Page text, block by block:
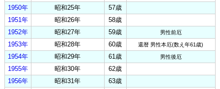
1950年
昭和25年
57歳
1951年
昭和26年
58歳
1952年
昭和27年 59歳 男性前厄
1953年 昭和28年 60歳 還暦 男性本厄(数え年61歳)
1954年 昭和29年 61歳 男性後厄
1955年 昭和30年
62歳
1956年
昭和31年
63歳